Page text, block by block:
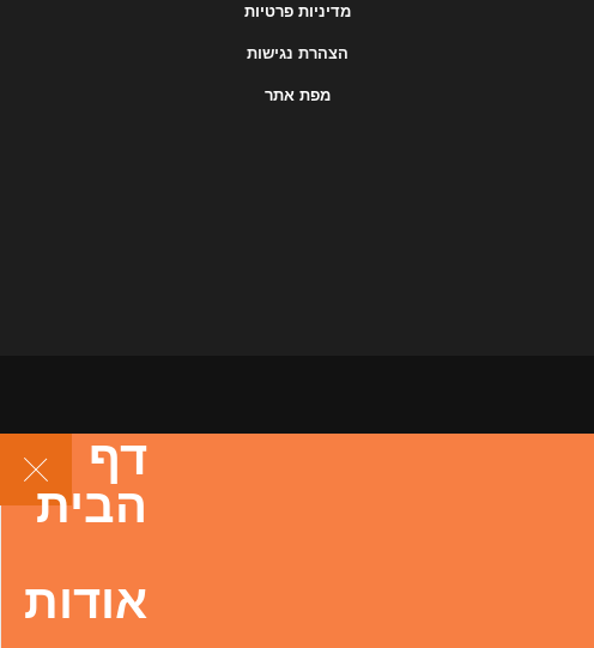
מדיניות פרטיות
הצהרת נגישות
מפת אתר
דף
הבית
אודות